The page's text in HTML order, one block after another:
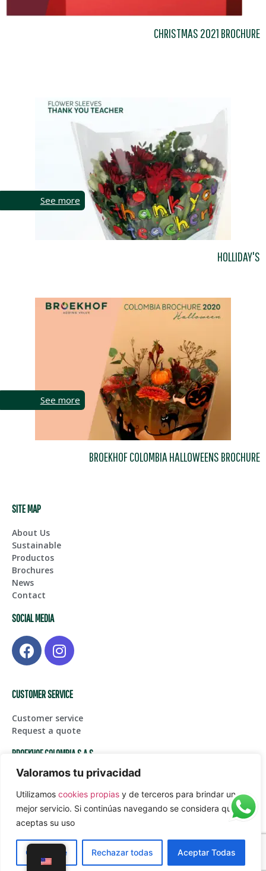
Valoramos tu privacidad
Utilizamos cookies propias y de terceros para brindar un
mejor servicio. Si continúas navegando se considera que
aceptas su uso
Customize Rechazar todas Aceptar Todas
CHRISTMAS 2021 BROCHURE
HOLLIDAY'S
See more
BROEKHOF COLOMBIA HALLOWEENS BROCHURE
See more
SITE MAP
About Us
Sustainable
Productos
Brochures
News
Contact
SOCIAL MEDIA
CUSTOMER SERVICE
Customer service
Request a quote
BROEKHOF COLOMBIA S.A.S
Centro de Bodegas Karga Fase I – Bodega 123, Glorieta
Aeropuerto Int. JMC
(+574) 561 45 05
Juanpablogarcia@paardekooper.com
Política de tratamiento de datos personales
Aviso de Privacidad